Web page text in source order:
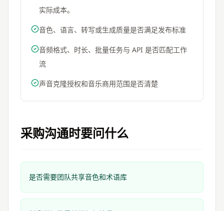
实际成本。
音色、语言、转写或生成质量是否满足发布标准
音频格式、时长、批量任务与 API 是否匹配工作
流
声音克隆授权和音乐商用范围是否清楚
采购沟通时要问什么
是否需要团队共享音色和术语库